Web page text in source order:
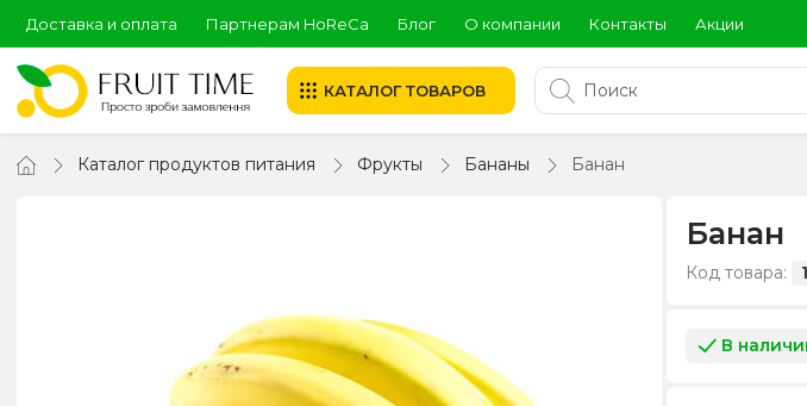
Доставка и оплата Партнерам HoReCa Блог О компании Контакты Акции
КАТАЛОГ ТОВАРОВ
Каталог продуктов питания Фрукты Бананы Банан
Банан
Код товара:
В